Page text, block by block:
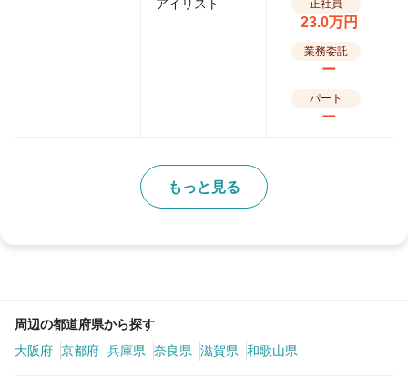
アイリスト 正社員
23.0万円
業務委託
ー
パート
ー
もっと見る
周辺の都道府県から探す
大阪府 京都府 兵庫県 奈良県 滋賀県 和歌山県